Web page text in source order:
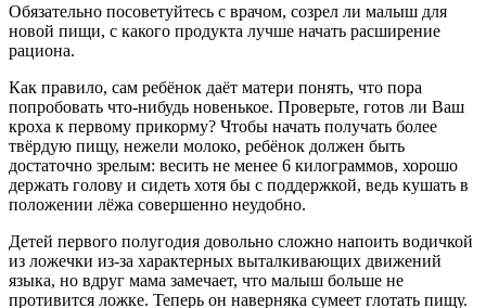
Обязательно посоветуйтесь с врачом, созрел ли малыш для
новой пищи, с какого продукта лучше начать расширение
рациона.
Как правило, сам ребёнок даёт матери понять, что пора
попробовать что-нибудь новенькое. Проверьте, готов ли Ваш
кроха к первому прикорму? Чтобы начать получать более
твёрдую пищу, нежели молоко, ребёнок должен быть
достаточно зрелым: весить не менее 6 килограммов, хорошо
держать голову и сидеть хотя бы с поддержкой, ведь кушать в
положении лёжа совершенно неудобно.
Детей первого полугодия довольно сложно напоить водичкой
из ложечки из-за характерных выталкивающих движений
языка, но вдруг мама замечает, что малыш больше не
противится ложке. Теперь он наверняка сумеет глотать пищу.